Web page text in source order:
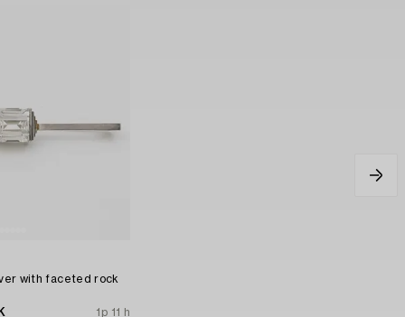
with faceted rock
1p 11 h